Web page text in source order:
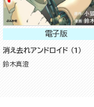
電子版
消え去れアンドロイド （1）
鈴木真澄